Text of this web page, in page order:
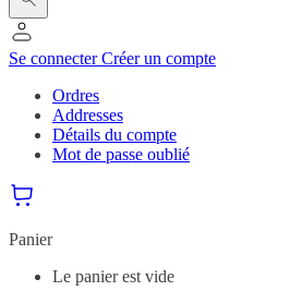
Se connecterCréer un compte
Ordres
Addresses
Détails du compte
Mot de passe oublié
Panier
Le panier est vide